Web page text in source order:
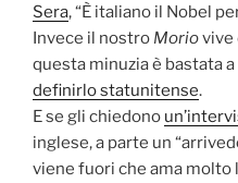
Sera, “È italiano il Nobel
Invece il nostro Moriovive
questa minuzia è bastata
definirlo statunitense.
E se gli chiedono
inglese, a parte un
viene fuori che ama molto